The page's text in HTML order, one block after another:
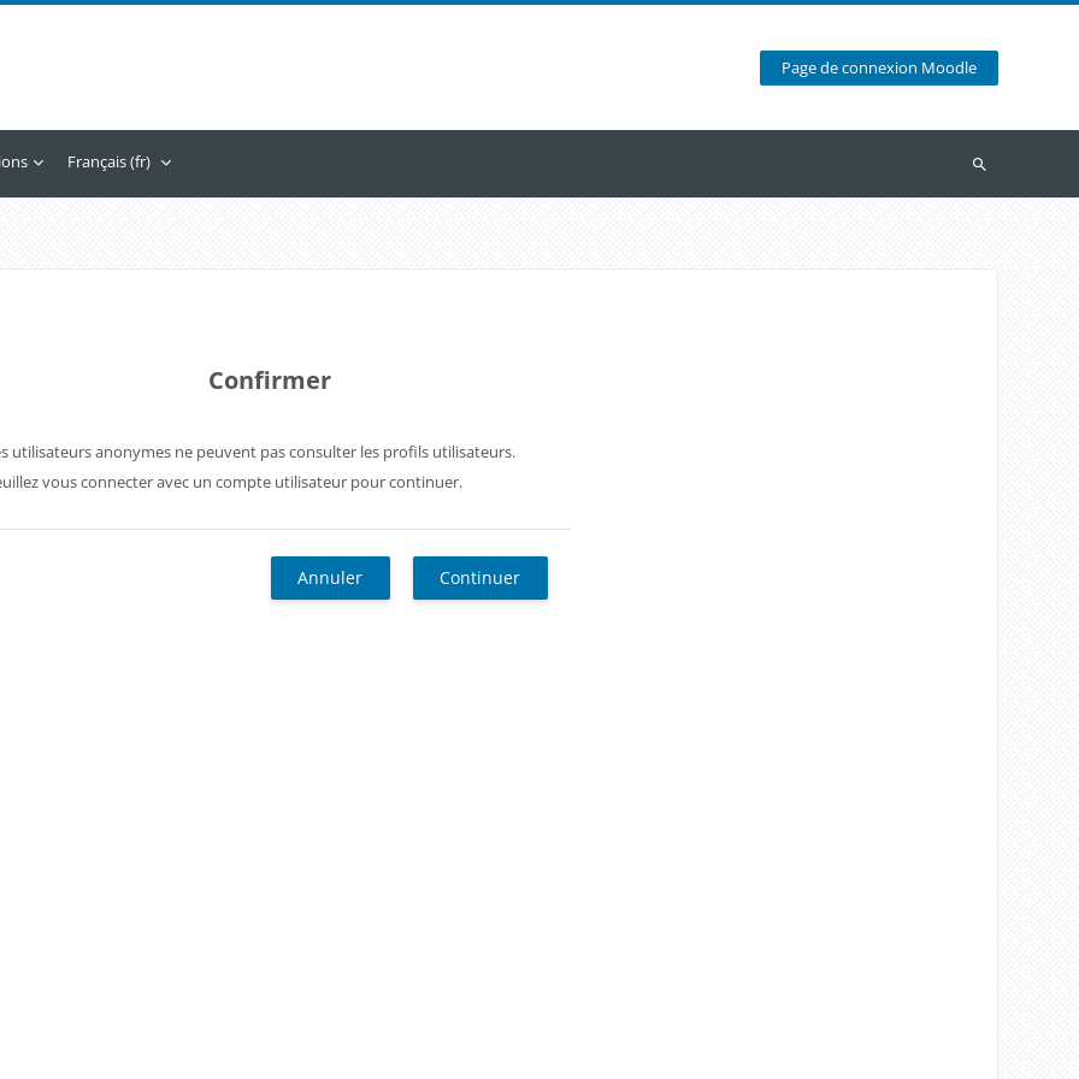
Page de connexion Moodle
Français ‎(fr)‎
Recherche
Confirmer
utilisateurs anonymes ne peuvent pas consulter les profils utilisateurs.
vous connecter avec un compte utilisateur pour continuer.
Annuler Continuer